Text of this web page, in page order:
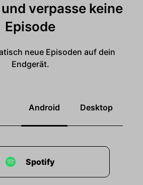
verpasse keine
Episode
neue Episoden auf dein
Endgerät.
Android Desktop
Spotify